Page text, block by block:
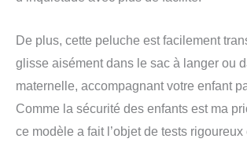
De plus, cette peluche est facilement
glisse aisément dans le sac à langer ou
maternelle, accompagnant votre enfant
Comme la sécurité des enfants est ma
ce modèle a fait l’objet de tests